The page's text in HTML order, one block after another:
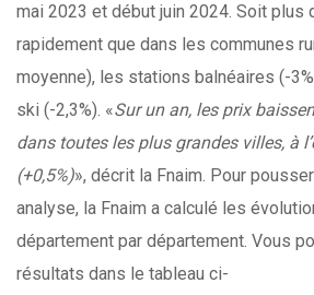
mai 2023 et début juin 2024. Soit plus
rapidement que dans les communes
moyenne), les stations balnéaires (-
ski (-2,3%). «Sur un an, les prix
dans toutes les plus grandes villes, à
(+0,5%)», décrit la Fnaim. Pour
analyse, la Fnaim a calculé les
département par département. Vous
résultats dans le tableau ci-